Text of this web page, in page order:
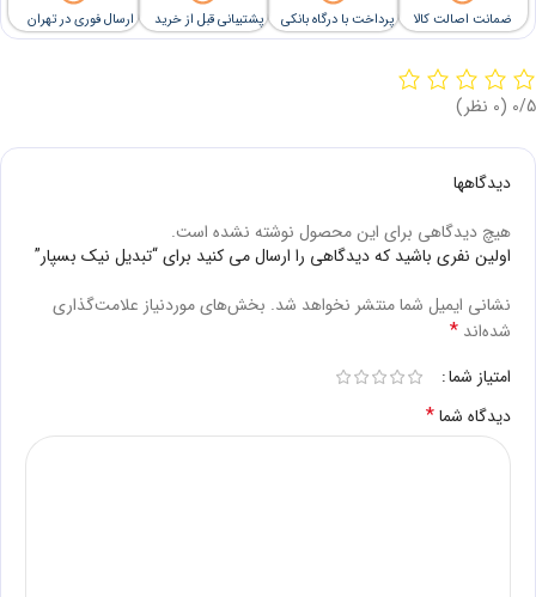
ضمانت اصالت کالا پرداخت با درگاه بانکی پشتیبانی قبل از خرید ارسال فوری در تهران
‫0/5 ‫(0 نظر)
دیدگاهها
هیچ دیدگاهی برای این محصول نوشته نشده است.
اولین نفری باشید که دیدگاهی را ارسال می کنید برای “تبدیل نیک بسپار”
نشانی ایمیل شما منتشر نخواهد شد. بخش‌های موردنیاز علامت‌گذاری
شده‌اند *
امتیاز شما
دیدگاه شما*